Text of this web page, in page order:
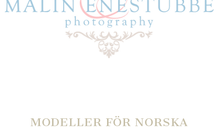
MODELLER FÖR NORSKA